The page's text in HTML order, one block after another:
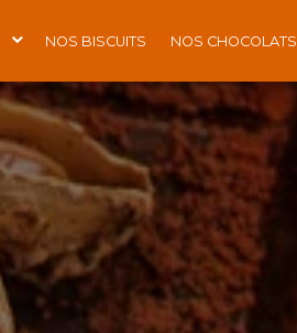
NOS BISCUITS NOS CHOCOLATS